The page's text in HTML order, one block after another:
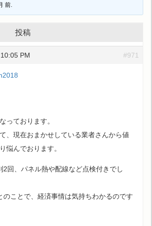
前.
投稿
PM #971
っております。
、現在おまかせしている業者さんから値
悩んでおります。
2回、パネル熱や配線など点検付きでし
のことで、経済事情は気持ちわかるのです